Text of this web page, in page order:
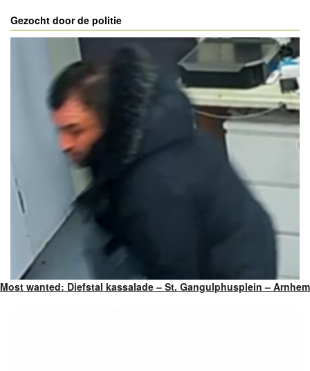
Gezocht door de politie
Most wanted: Diefstal kassalade – St. Gangulphusplein – Arnhem